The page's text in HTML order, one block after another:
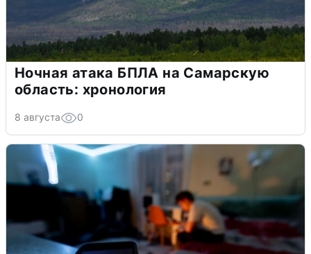
Ночная атака БПЛА на Самарскую
область: хронология
8 августа 0